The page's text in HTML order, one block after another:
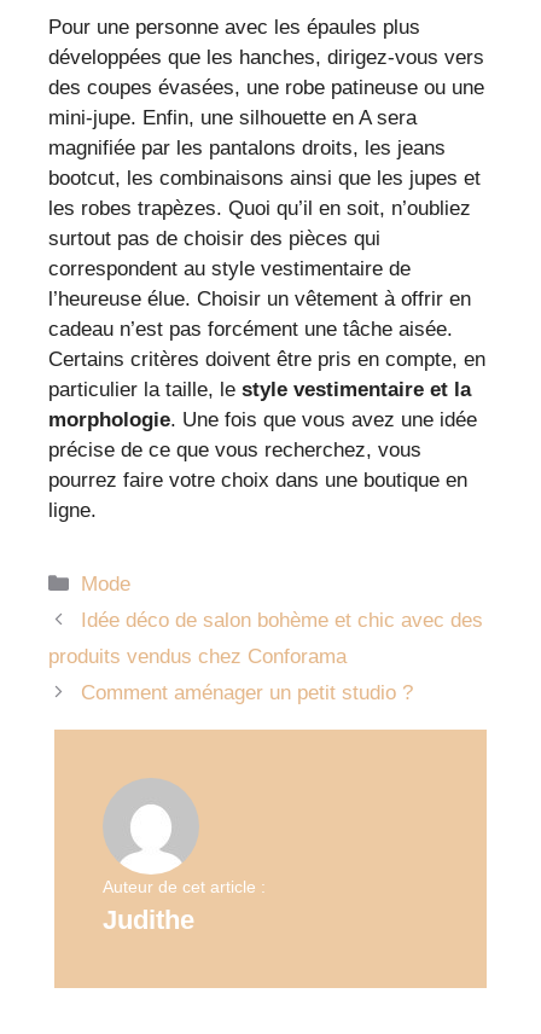
Pour une personne avec les épaules plus
développées que les hanches, dirigez-vous vers
des coupes évasées, une robe patineuse ou une
mini-jupe. Enfin, une silhouette en A sera
magnifiée par les pantalons droits, les jeans
bootcut, les combinaisons ainsi que les jupes et
les robes trapèzes. Quoi qu’il en soit, n’oubliez
surtout pas de choisir des pièces qui
correspondent au style vestimentaire de
l’heureuse élue. Choisir un vêtement à offrir en
cadeau n’est pas forcément une tâche aisée.
Certains critères doivent être pris en compte, en
particulier la taille, le style vestimentaire et la
morphologie. Une fois que vous avez une idée
précise de ce que vous recherchez, vous
pourrez faire votre choix dans une boutique en
ligne.
Catégories
Mode
Idée déco de salon bohème et chic avec des
produits vendus chez Conforama
Comment aménager un petit studio ?
Auteur de cet article :
Judithe